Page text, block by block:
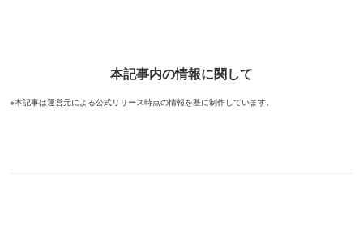
本記事内の情報に関して
※本記事は運営元による公式リリース時点の情報を基に制作しています。